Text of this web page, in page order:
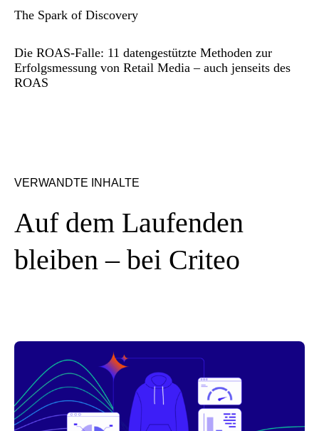
The Spark of Discovery
Die ROAS-Falle: 11 datengestützte Methoden zur
Erfolgsmessung von Retail Media – auch jenseits des
ROAS
VERWANDTE INHALTE
Auf dem Laufenden
bleiben – bei Criteo